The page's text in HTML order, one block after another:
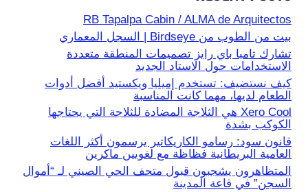
RB Tapalpa Cabin / ALMA de Arquitectos
بيت من الطوب من Birdseye | السجل المعماري
تشارك تامبا باي رايز تصميمات المنطقة متعددة
الاستخدامات حول الاستاد الجديد
كيف نستضيف: تستخدم إميليا ويكستيد أفضل أدوات
الطعام لديها، مهما كانت المناسبة
Xero Cool هي الثلاجة المضادة للثلاجة التي يحتاجها
الكوكب بشدة
قانون سود: رسامو الكاريكاتير يرسمون أكثر اللغات
العامية البريطانية فظاظة مع لغويين ماكرين
المتظاهرون يشجبون قبول متحف الحي الصيني لـ “أموال
السجن” في قاعة المدينة